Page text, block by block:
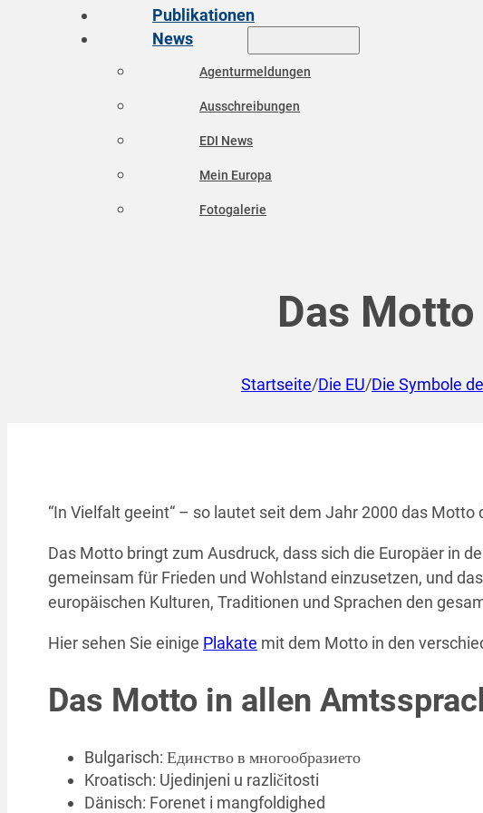
Publikationen
News
Agenturmeldungen
Ausschreibungen
EDI News
Mein Europa
Fotogalerie
Das Motto
Startseite/Die EU/Die Symbole
“In Vielfalt geeint“ – so lautet seit dem Jahr 2000 das Motto
Das Motto bringt zum Ausdruck, dass sich die Europäer in
gemeinsam für Frieden und Wohlstand einzusetzen, und
europäischen Kulturen, Traditionen und Sprachen den
Hier sehen Sie einige Plakate mit dem Motto in den
Das Motto in allen
Bulgarisch: Единство в многообразието
Kroatisch: Ujedinjeni u različitosti
Dänisch: Forenet i mangfoldighed